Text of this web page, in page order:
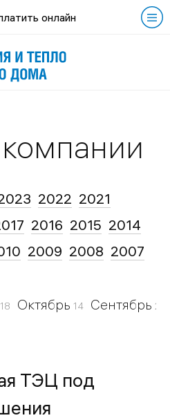
онлайн
2022 2021
2016 2015 2014
2009 2008 2007
18 Октябрь 14 Сентябрь 21
ТЭЦ под